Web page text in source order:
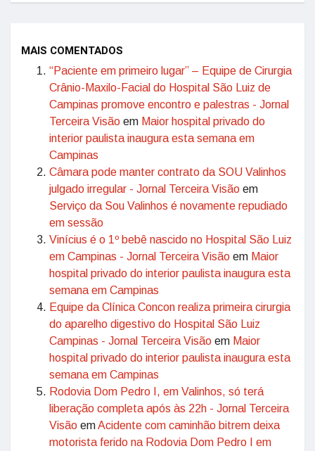
MAIS COMENTADOS
“Paciente em primeiro lugar” – Equipe de Cirurgia
Crânio-Maxilo-Facial do Hospital São Luiz de
Campinas promove encontro e palestras - Jornal
Terceira Visão em Maior hospital privado do
interior paulista inaugura esta semana em
Campinas
Câmara pode manter contrato da SOU Valinhos
julgado irregular - Jornal Terceira Visão em
Serviço da Sou Valinhos é novamente repudiado
em sessão
Vinícius é o 1º bebê nascido no Hospital São Luiz
em Campinas - Jornal Terceira Visão em Maior
hospital privado do interior paulista inaugura esta
semana em Campinas
Equipe da Clínica Concon realiza primeira cirurgia
do aparelho digestivo do Hospital São Luiz
Campinas - Jornal Terceira Visão em Maior
hospital privado do interior paulista inaugura esta
semana em Campinas
Rodovia Dom Pedro I, em Valinhos, só terá
liberação completa após às 22h - Jornal Terceira
Visão emAcidente com caminhão bitrem deixa
motorista ferido na Rodovia Dom Pedro I em